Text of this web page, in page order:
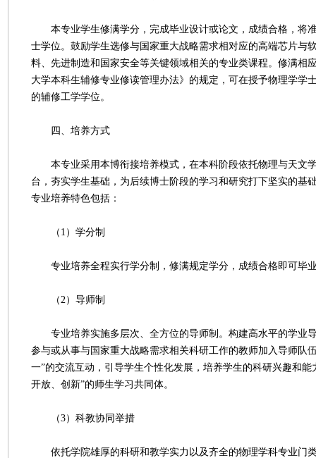
本专业学生修满学分，完成毕业设计或论文，成绩合格，将
士学位。鼓励学生选修与国家重大战略需求相对应的高端芯片与
料、先进制造和国家安全等关键领域相关的专业类课程。修满相
大学本科生辅修专业修读管理办法》的规定，可在授予物理学学
的辅修工学学位。
四、培养方式
本专业采用本博衔接培养模式，在本科阶段依托物理与天文
台，夯实学生基础，为后续博士阶段的学习和研究打下坚实的基
专业培养特色包括：
（1）学分制
专业培养全程实行学分制，修满规定学分，成绩合格即可毕
（2）导师制
专业培养实施多层次、全方位的导师制。构建高水平的学业
参与或从事与国家重大战略需求相关科研工作的教师加入导师队
一”的交流互动，引导学生个性化发展，培养学生的科研兴趣和能
开放、创新”的师生学习共同体。
（3）科教协同举措
依托学院雄厚的科研和教学实力以及齐全的物理学科专业门